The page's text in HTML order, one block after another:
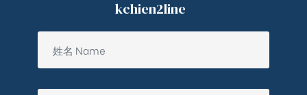
kchien2line